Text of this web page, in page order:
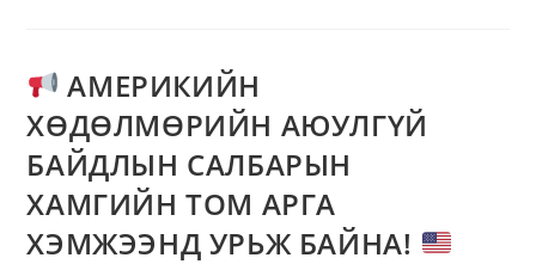
АМЕРИКИЙН
ХӨДӨЛМӨРИЙН АЮУЛГҮЙ
БАЙДЛЫН САЛБАРЫН
ХАМГИЙН ТОМ АРГА
ХЭМЖЭЭНД УРЬЖ БАЙНА!